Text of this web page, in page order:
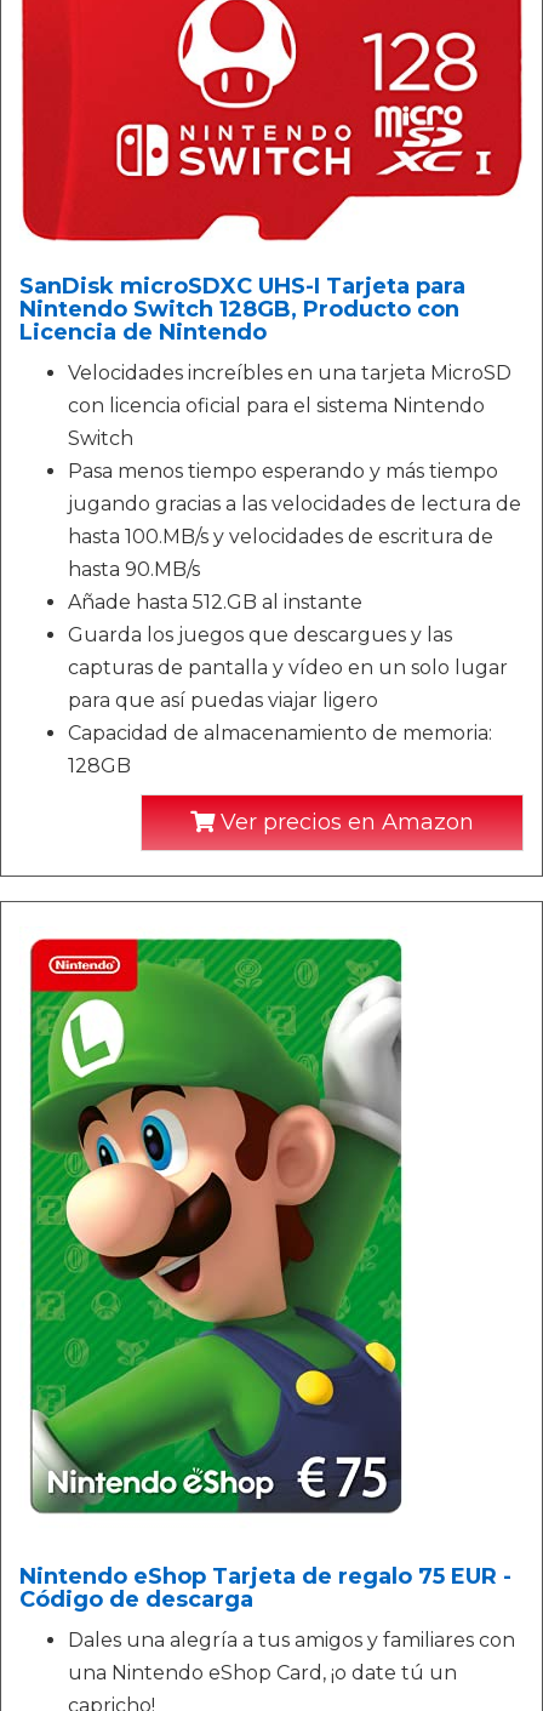
SanDisk microSDXC UHS-I Tarjeta para
Nintendo Switch 128GB, Producto con
Licencia de Nintendo
Velocidades increíbles en una tarjeta MicroSD
con licencia oficial para el sistema Nintendo
Switch
Pasa menos tiempo esperando y más tiempo
jugando gracias a las velocidades de lectura de
hasta 100.MB/s y velocidades de escritura de
hasta 90.MB/s
Añade hasta 512.GB al instante
Guarda los juegos que descargues y las
capturas de pantalla y vídeo en un solo lugar
para que así puedas viajar ligero
Capacidad de almacenamiento de memoria:
128GB
Ver precios en Amazon
Nintendo eShop Tarjeta de regalo 75 EUR -
Código de descarga
Dales una alegría a tus amigos y familiares con
una Nintendo eShop Card, ¡o date tú un
capricho!